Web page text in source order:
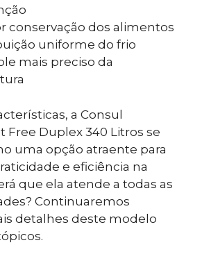
conservação dos alimentos
uniforme do frio
mais preciso da
a Consul
Free Duplex 340 Litros se
uma opção atraente para
e eficiência na
que ela atende a todas as
Continuaremos
detalhes deste modelo